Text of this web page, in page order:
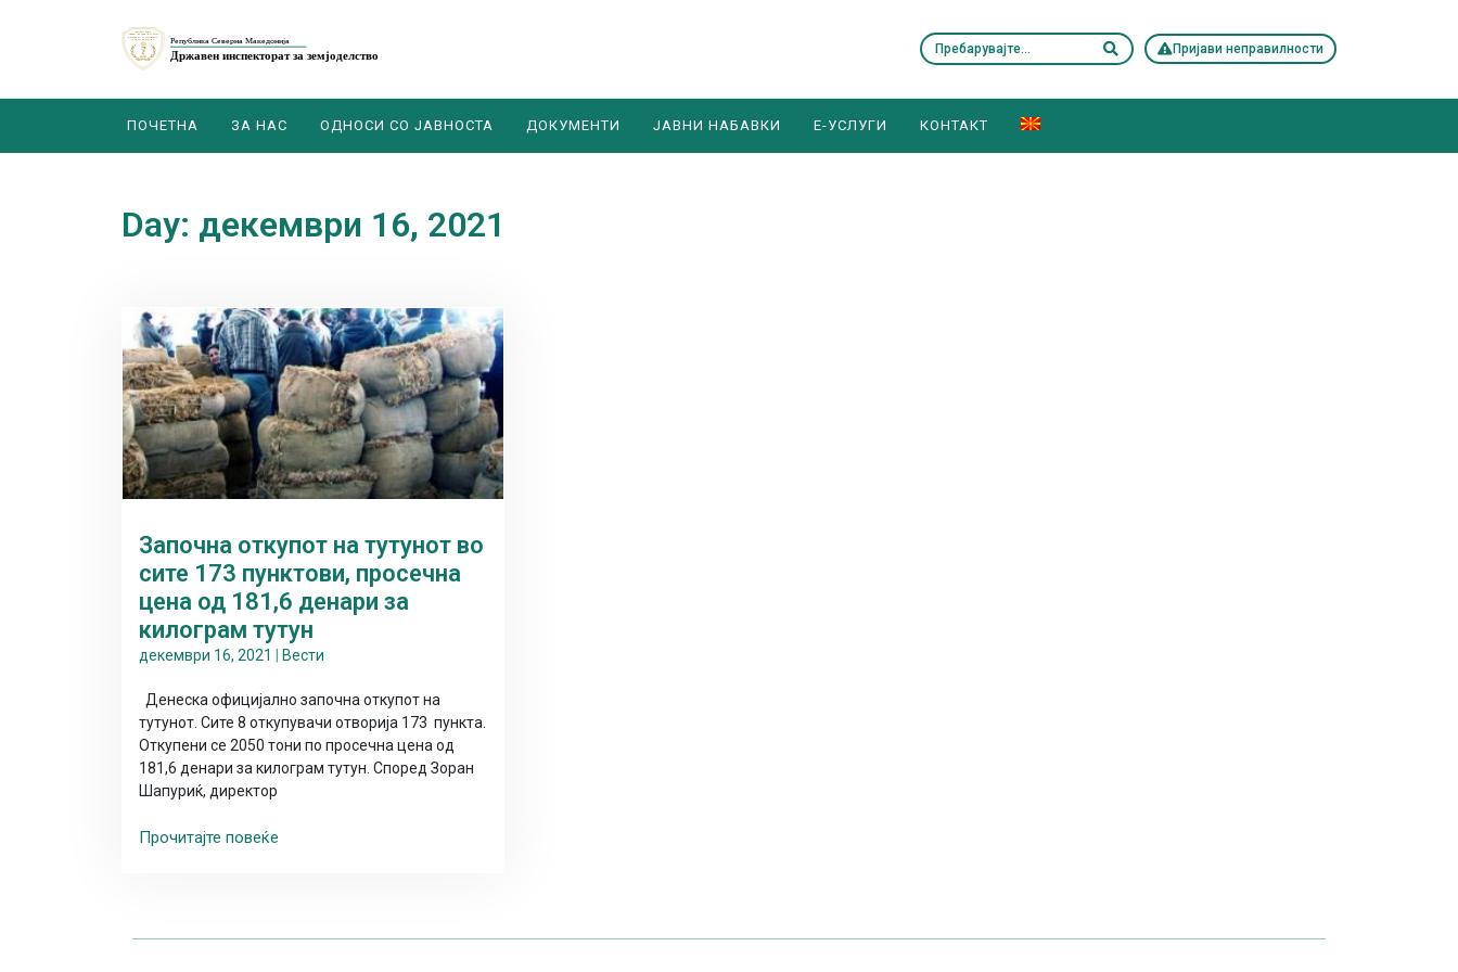
Пријави неправилности
ПОЧЕТНА ЗА НАС ОДНОСИ СО ЈАВНОСТА ДОКУМЕНТИ ЈАВНИ НАБАВКИ E-УСЛУГИ КОНТАКТ
Day: декември 16, 2021
Започна откупот на тутунот во
сите 173 пунктови, просечна
цена од 181,6 денари за
килограм тутун
декември 16, 2021 Вести
Денеска официјално започна откупот на
тутунот. Сите 8 откупувачи отворија 173 пункта.
Откупени се 2050 тони по просечна цена од
181,6 денари за килограм тутун. Според Зоран
Шапуриќ, директор
Прочитајте повеќе